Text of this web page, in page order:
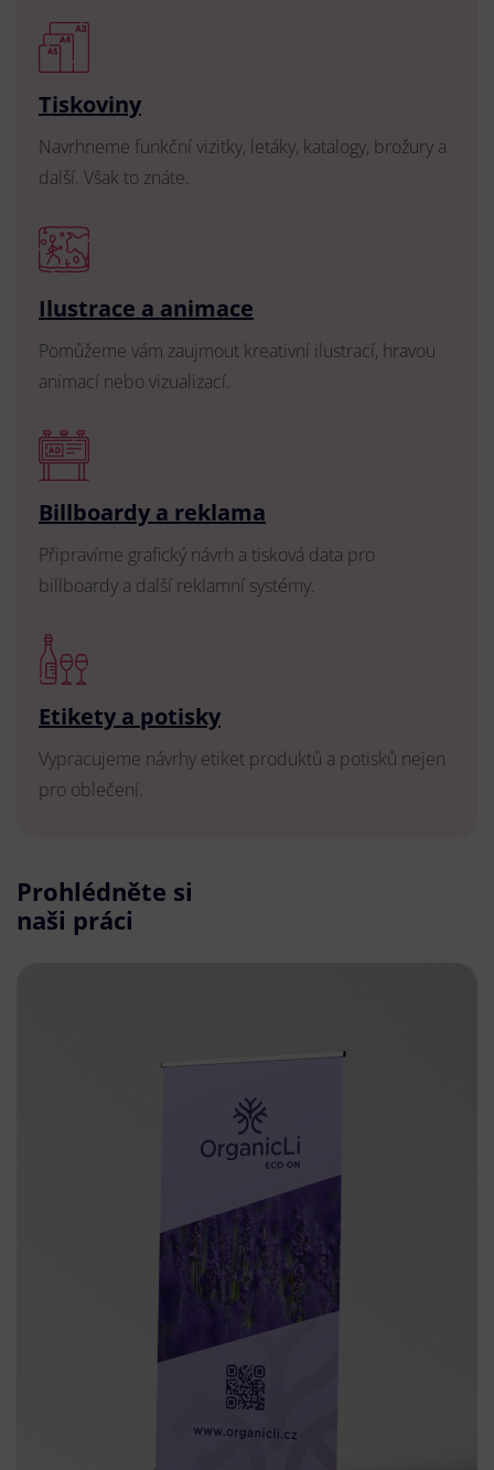
Tiskoviny
Navrhneme funkční vizitky, letáky, katalogy, brožury a
další. Však to znáte.
Ilustrace a animace
Pomůžeme vám zaujmout kreativní ilustrací, hravou
animací nebo vizualizací.
Billboardy a reklama
Připravíme grafický návrh a tisková data pro
billboardy a další reklamní systémy.
Etikety a potisky
Vypracujeme návrhy etiket produktů a potisků nejen
pro oblečení.
Prohlédněte si
naši práci